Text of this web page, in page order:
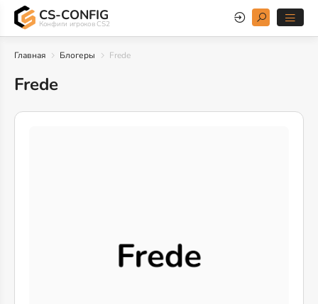
CS-CONFIG
Конфиги игроков CS2
Главная Блогеры Frede
Frede